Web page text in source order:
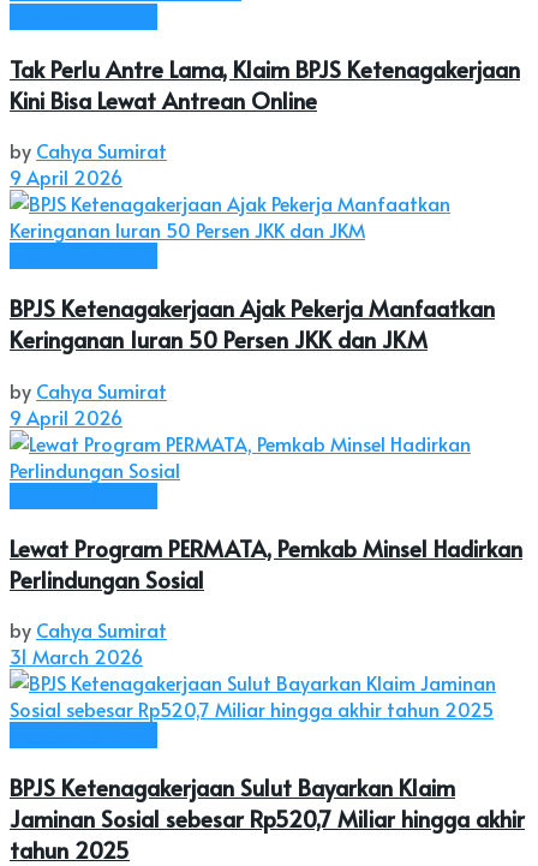
Tak Perlu Antre Lama, Klaim BPJS Ketenagakerjaan
Kini Bisa Lewat Antrean Online
by Cahya Sumirat
9 April 2026
BPJS Ketenagakerjaan Ajak Pekerja Manfaatkan
Keringanan Iuran 50 Persen JKK dan JKM
by Cahya Sumirat
9 April 2026
Lewat Program PERMATA, Pemkab Minsel Hadirkan
Perlindungan Sosial
by Cahya Sumirat
31 March 2026
BPJS Ketenagakerjaan Sulut Bayarkan Klaim
Jaminan Sosial sebesar Rp520,7 Miliar hingga akhir
tahun 2025